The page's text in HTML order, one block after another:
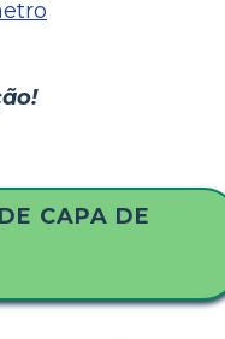
CAPA DE